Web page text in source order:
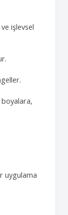
ve işlevsel
boyalara,
uygulama